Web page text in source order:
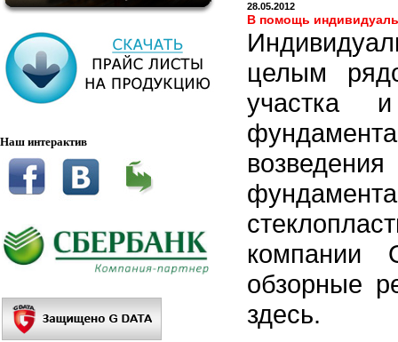
Наш интерактив
28.05.2012
В помощь
целым
участка
компании
обзорные
здесь.